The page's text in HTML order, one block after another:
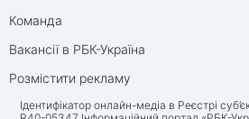
Команда
Вакансії в РБК-Україна
Розмістити рекламу
Ідентифікатор онлайн-медіа в Реєстрі